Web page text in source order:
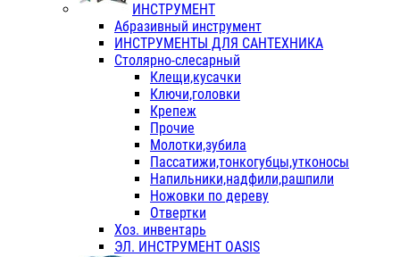
ИНСТРУМЕНТ
Абразивный инструмент
ИНСТРУМЕНТЫ ДЛЯ САНТЕХНИКА
Столярно-слесарный
Клещи,кусачки
Ключи,головки
Крепеж
Прочие
Молотки,зубила
Пассатижи,тонкогубцы,утконосы
Напильники,надфили,рашпили
Ножовки по дереву
Отвертки
Хоз. инвентарь
ЭЛ. ИНСТРУМЕНТ OASIS